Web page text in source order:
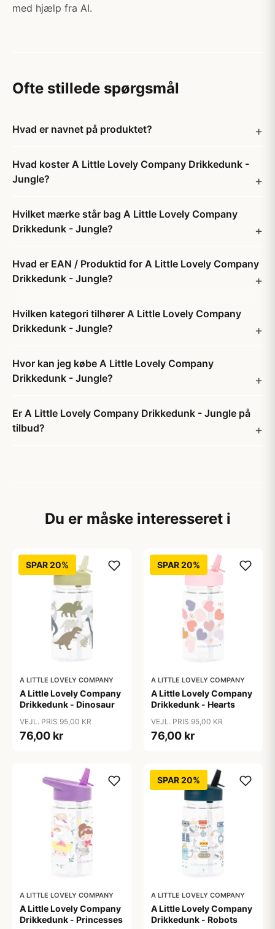
med hjælp fra AI.
Ofte stillede spørgsmål
Hvad er navnet på produktet?
Hvad koster A Little Lovely Company Drikkedunk -
Jungle?
Hvilket mærke står bag A Little Lovely Company
Drikkedunk - Jungle?
Hvad er EAN / Produktid for A Little Lovely Company
Drikkedunk - Jungle?
Hvilken kategori tilhører A Little Lovely Company
Drikkedunk - Jungle?
Hvor kan jeg købe A Little Lovely Company
Drikkedunk - Jungle?
Er A Little Lovely Company Drikkedunk - Jungle på
tilbud?
Du er måske interesseret i
SPAR 20%
A LITTLE LOVELY COMPANY
A Little Lovely Company
Drikkedunk - Dinosaur
VEJL. PRIS 95,00 KR
76,00 kr
SPAR 20%
A LITTLE LOVELY COMPANY
A Little Lovely Company
Drikkedunk - Hearts
VEJL. PRIS 95,00 KR
76,00 kr
A LITTLE LOVELY COMPANY
A Little Lovely Company
Drikkedunk - Princesses
SPAR 20%
A LITTLE LOVELY COMPANY
A Little Lovely Company
Drikkedunk - Robots